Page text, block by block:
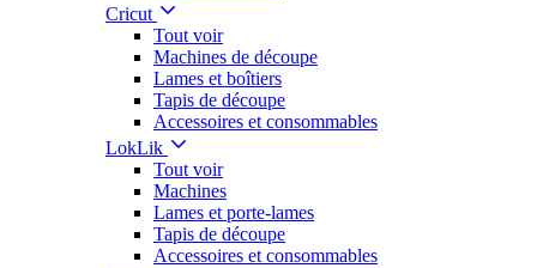
Cricut
Tout voir
Machines de découpe
Lames et boîtiers
Tapis de découpe
Accessoires et consommables
LokLik
Tout voir
Machines
Lames et porte-lames
Tapis de découpe
Accessoires et consommables